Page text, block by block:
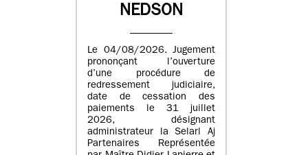
NEDSON
Le 04/08/2026. Jugement
prononçant l’ouverture
d’une procédure de
redressement judiciaire,
date de cessation des
paiements le 31 juillet
2026, désignant
administrateur la Selarl Aj
Partenaires Représentée